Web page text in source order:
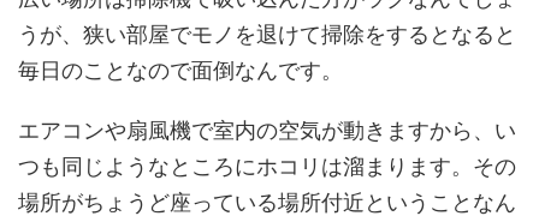
うが、狭い部屋でモノを退けて掃除をするとなると
毎日のことなので面倒なんです。
エアコンや扇風機で室内の空気が動きますから、い
つも同じようなところにホコリは溜まります。その
場所がちょうど座っている場所付近ということなん